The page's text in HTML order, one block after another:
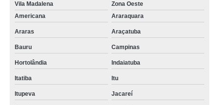
Vila Madalena
Zona Oeste
Americana
Araraquara
Araras Araçatuba
Bauru Campinas
Hortolândia Indaiatuba
Itatiba Itu
Itupeva Jacareí